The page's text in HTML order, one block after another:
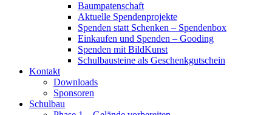
Baumpatenschaft
Aktuelle Spendenprojekte
Spenden statt Schenken – Spendenbox
Einkaufen und Spenden – Gooding
Spenden mit BildKunst
Schulbausteine als Geschenkgutschein
Kontakt
Downloads
Sponsoren
Schulbau